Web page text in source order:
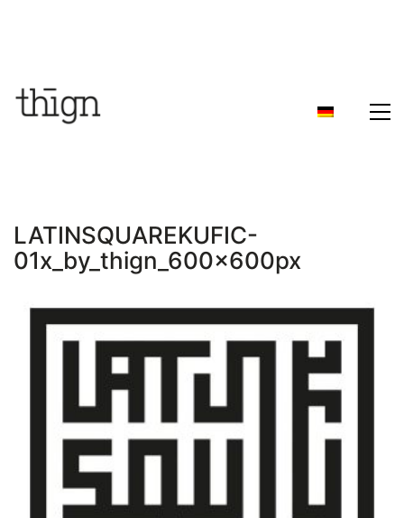
LATINSQUAREKUFIC-
01x_by_thign_600x600px